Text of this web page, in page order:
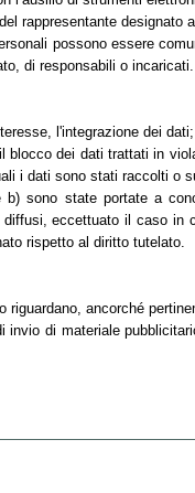
rappresentante designato
possono essere
di responsabili o incaricati.
l'integrazione dei dati;
dei dati trattati in
i dati sono stati raccolti o
sono state portate a
eccettuato il caso in
rispetto al diritto tutelato.
ancorché
di materiale